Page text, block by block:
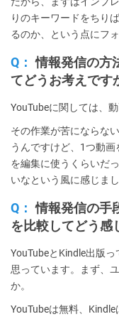
りのキーワードをちり
るのか、という点にフ
Q： 情報発信の方
てどうお考えです
YouTubeに関しては、
その作業が苦にならな
うんですけど、1つ動
を編集に使うくらいだ
いなという風に感じまし
Q： 情報発信の手
を比較してどう感
YouTubeとKindle出版
思っています。まず、
か。
YouTubeは無料、